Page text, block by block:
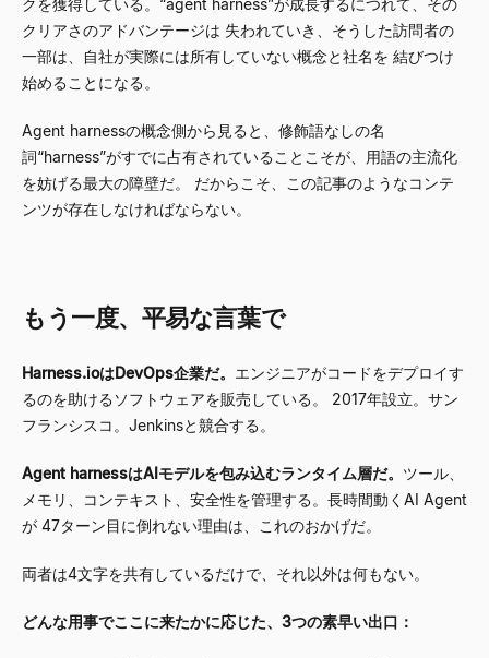
クを獲得している。 “agent harness”が成長するにつれて、その
クリアさのアドバンテージは 失われていき、そうした訪問者の
一部は、自社が実際には所有していない概念と社名を 結びつけ
始めることになる。
Agent harnessの概念側から見ると、修飾語なしの名
詞“harness”がすでに占有されていることこそが、用語の主流化
を妨げる最大の障壁だ。 だからこそ、この記事のようなコンテ
ンツが存在しなければならない。
もう一度、平易な言葉で
Harness.ioはDevOps企業だ。 エンジニアがコードをデプロイす
るのを助けるソフトウェアを販売している。 2017年設立。サン
フランシスコ。Jenkinsと競合する。
Agent harnessはAIモデルを包み込むランタイム層だ。 ツール、
メモリ、コンテキスト、安全性を管理する。長時間動くAI Agent
が 47ターン目に倒れない理由は、これのおかげだ。
両者は4文字を共有しているだけで、それ以外は何もない。
どんな用事でここに来たかに応じた、3つの素早い出口：